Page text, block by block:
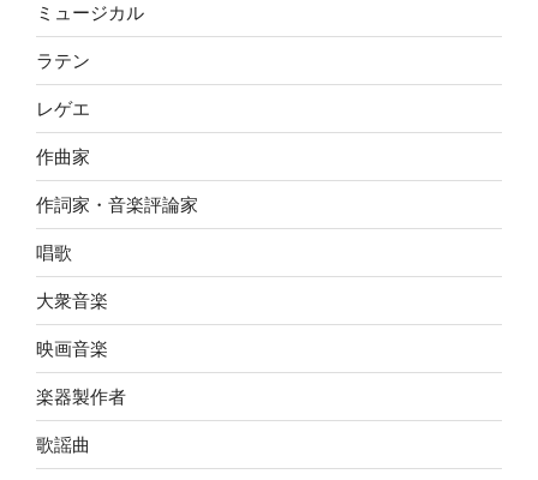
ミュージカル
ラテン
レゲエ
作曲家
作詞家・音楽評論家
唱歌
大衆音楽
映画音楽
楽器製作者
歌謡曲